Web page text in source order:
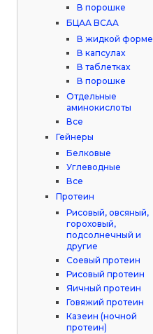
В порошке
БЦАА BCAA
В жидкой форме
В капсулах
В таблетках
В порошке
Отдельные
аминокислоты
Все
Гейнеры
Белковые
Углеводные
Все
Протеин
Рисовый, овсяный,
гороховый,
подсолнечный и
другие
Соевый протеин
Рисовый протеин
Яичный протеин
Говяжий протеин
Казеин (ночной
протеин)